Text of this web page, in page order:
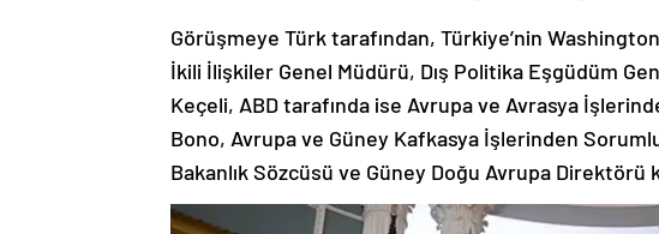
İkili İlişkiler Genel Müdürü, ⁠⁠Dış Politika Eşgüdüm
Keçeli, ABD tarafında ise Avrupa ve Avrasya
Bono, Avrupa ve Güney Kafkasya İşlerinden
Bakanlık Sözcüsü ve Güney Doğu Avrupa Direktörü